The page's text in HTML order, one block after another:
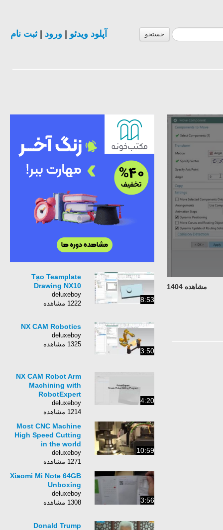
جستجو آپلود ویدئو ورود |ثبت نام
مشاهده 1404
8:53
Tạo Teamplate
Drawing NX10
deluxeboy
1222 مشاهده
3:50
NX CAM Robotics
deluxeboy
1325 مشاهده
4:20
NX CAM Robot Arm
Machining with
RobotExpert
deluxeboy
1214 مشاهده
10:59
Most CNC Machine
High Speed Cutting
in the world
deluxeboy
1271 مشاهده
3:56
Xiaomi Mi Note 64GB
Unboxing
deluxeboy
1308 مشاهده
Donald Trump